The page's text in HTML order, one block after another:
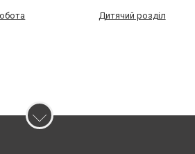
Дитячий розділ